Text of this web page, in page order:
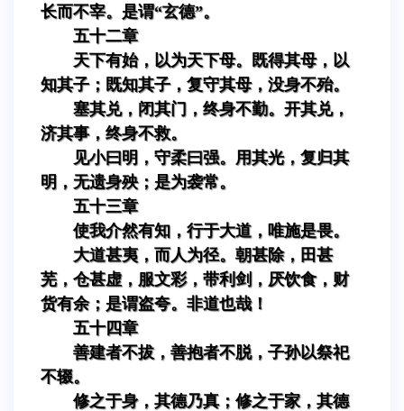
长而不宰。是谓“玄德”。
五十二章
天下有始，以为天下母。既得其母，以
知其子；既知其子，复守其母，没身不殆。
塞其兑，闭其门，终身不勤。开其兑，
济其事，终身不救。
见小曰明，守柔曰强。用其光，复归其
明，无遗身殃；是为袭常。
五十三章
使我介然有知，行于大道，唯施是畏。
大道甚夷，而人为径。朝甚除，田甚
芜，仓甚虚，服文彩，带利剑，厌饮食，财
货有余；是谓盗夸。非道也哉！
五十四章
善建者不拔，善抱者不脱，子孙以祭祀
不辍。
修之于身，其德乃真；修之于家，其德